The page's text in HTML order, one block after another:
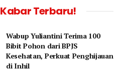
Kabar Terbaru!
Wabup Yuliantini Terima 100
Bibit Pohon dari BPJS
Kesehatan, Perkuat Penghijauan
di Inhil